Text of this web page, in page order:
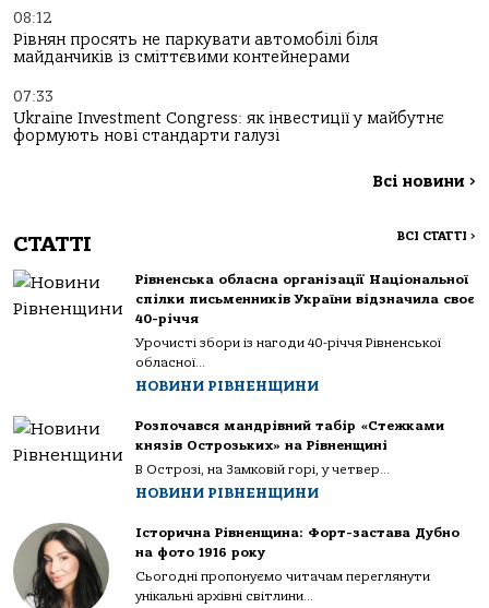
08:12
Рівнян просять не паркувати автомобілі біля
майданчиків із сміттєвими контейнерами
07:33
Ukraine Investment Congress: як інвестиції у майбутнє
формують нові стандарти галузі
Всі новини >
СТАТТІ ВСІ СТАТТІ >
Рівненська обласна організації Національної
спілки письменників України відзначила своє
40-річчя
Урочисті збори із нагоди 40-річчя Рівненської
обласної...
НОВИНИ РІВНЕНЩИНИ
Розпочався мандрівний табір «Стежками
князів Острозьких» на Рівненщині
В Острозі, на Замковій горі, у четвер...
НОВИНИ РІВНЕНЩИНИ
Історична Рівненщина: Форт-застава Дубно
на фото 1916 року
Сьогодні пропонуємо читачам переглянути
унікальні архівні світлини...